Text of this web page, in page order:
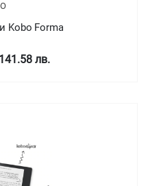
Kobo Forma
лв.